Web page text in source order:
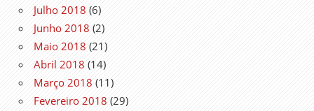
Julho 2018 (6)
Junho 2018 (2)
Maio 2018 (21)
Abril 2018 (14)
Março 2018 (11)
Fevereiro 2018 (29)